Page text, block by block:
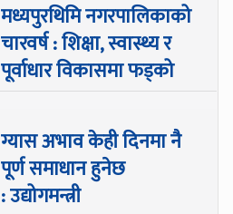
मध्यपुरथिमि नगरपालिकाको
चारवर्ष : शिक्षा, स्वास्थ्य र
पूर्वाधार विकासमा फड्को
ग्यास अभाव केही दिनमा नै
पूर्ण समाधान हुनेछ
: उद्योगमन्त्री